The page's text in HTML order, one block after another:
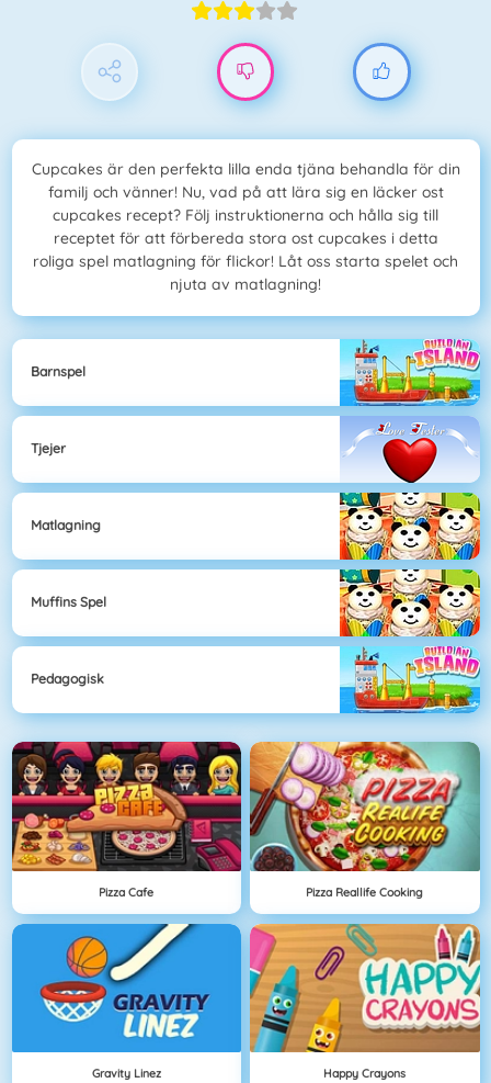
Cupcakes är den perfekta lilla enda tjäna behandla för din
familj och vänner! Nu, vad på att lära sig en läcker ost
cupcakes recept? Följ instruktionerna och hålla sig till
receptet för att förbereda stora ost cupcakes i detta
roliga spel matlagning för flickor! Låt oss starta spelet och
njuta av matlagning!
Barnspel
Tjejer
Matlagning
Muffins Spel
Pedagogisk
Pizza Cafe Pizza Reallife Cooking
Gravity Linez Happy Crayons